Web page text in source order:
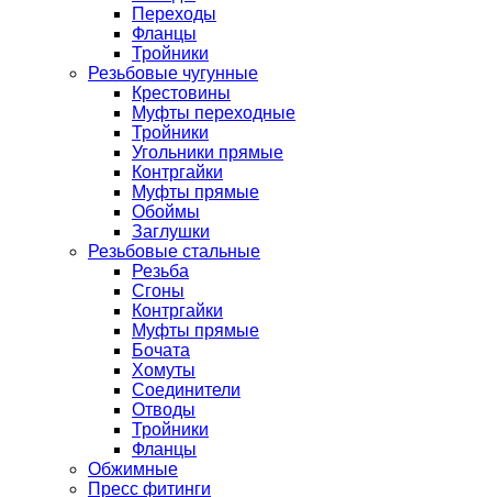
Переходы
Фланцы
Тройники
Резьбовые чугунные
Крестовины
Муфты переходные
Тройники
Угольники прямые
Контргайки
Муфты прямые
Обоймы
Заглушки
Резьбовые стальные
Резьба
Сгоны
Контргайки
Муфты прямые
Бочата
Хомуты
Соединители
Отводы
Тройники
Фланцы
Обжимные
Пресс фитинги